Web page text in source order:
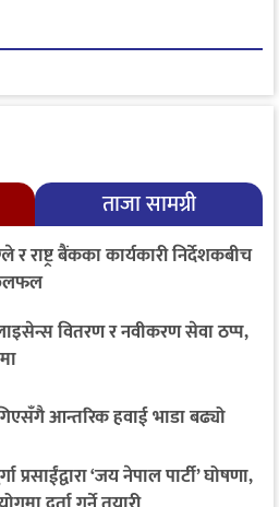
ताजा सामग्री
र राष्ट्र बैंकका कार्यकारी निर्देशकबीच
वितरण र नवीकरण सेवा ठप्प,
आन्तरिक हवाई भाडा बढ्यो
‘जय नेपाल पार्टी’ घोषणा,